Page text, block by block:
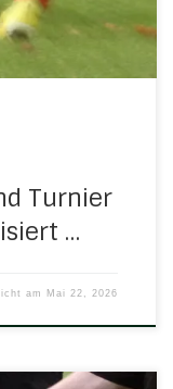
Turnier
…
am Mai 22, 2026